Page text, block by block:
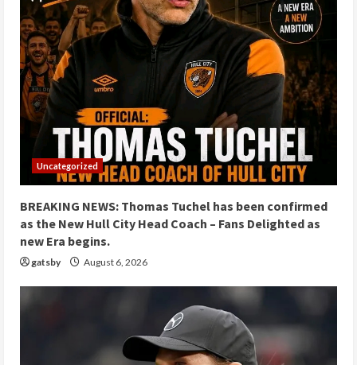
Uncategorized
BREAKING NEWS: Thomas Tuchel has been confirmed
as the New Hull City Head Coach – Fans Delighted as
new Era begins.
gatsby August 6, 2026